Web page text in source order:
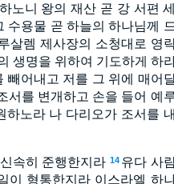
노니 왕의 재산 곧 강 서편 세
수용물 곧 하늘의 하나님께
살렘 제사장의 소청대로 영
생명을 위하여 기도하게 하
빼어내고 저를 그 위에 매어
서를 변개하고 손을 들어 예
노라 나 다리오가 조서를
속히 준행한지라 14 유다 사
이 형통한지라 이스라엘 하